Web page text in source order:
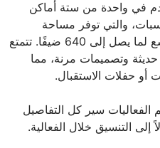
في واحدة من ستة أماكن
والتي توفر مساحة
إجمالية قدرها 971 مترًا مربعًا تتسع لما يصل إلى 640 ضيفًا. تتمتع
وتصميمات مرنة، مما
أو حفلات الاستقبال.
سير كل التفاصيل
التنسيق خلال الفعالية.